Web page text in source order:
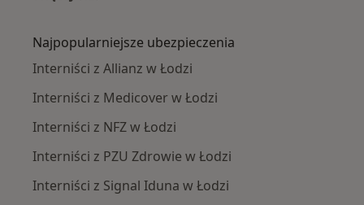
Najpopularniejsze ubezpieczenia
Interniści z Allianz w Łodzi
Interniści z Medicover w Łodzi
Interniści z NFZ w Łodzi
Interniści z PZU Zdrowie w Łodzi
Interniści z Signal Iduna w Łodzi